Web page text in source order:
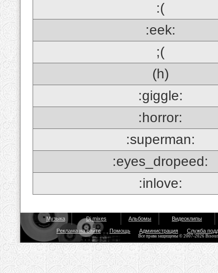
:(
:eek:
;(
(h)
:giggle:
:horror:
:superman:
:eyes_dropeed:
:inlove:
Музыка Dj mixes Альбомы Видеоклипы
Реклама на сайте Помощь Администрация Служба
Все права защищены © 2007-2026